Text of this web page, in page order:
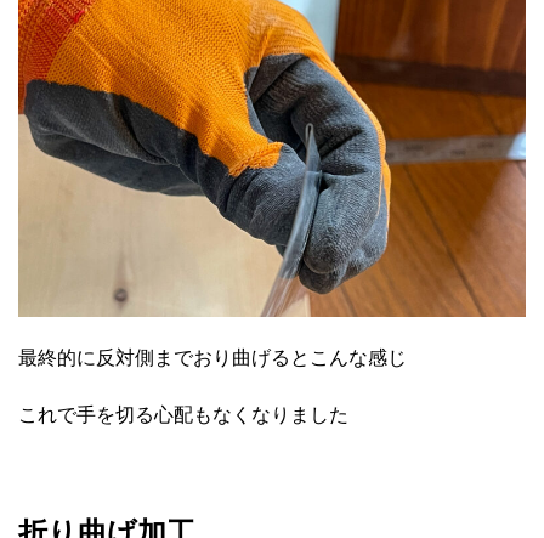
最終的に反対側までおり曲げるとこんな感じ
これで手を切る心配もなくなりました